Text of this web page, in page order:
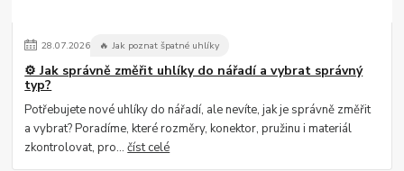
28.07.2026 🔥 Jak poznat špatné uhlíky
⚙️ Jak správně změřit uhlíky do nářadí a vybrat správný
typ?
Potřebujete nové uhlíky do nářadí, ale nevíte, jak je správně změřit
a vybrat? Poradíme, které rozměry, konektor, pružinu i materiál
zkontrolovat, pro...číst celé